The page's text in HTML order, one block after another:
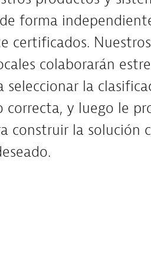
forma
certificados.
colaborarán
seleccionar la
correcta, y luego le
construir la solución